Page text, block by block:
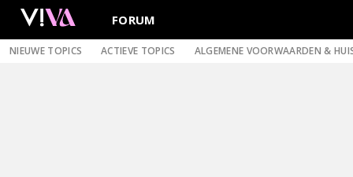
FORUM
NIEUWE TOPICS ACTIEVE TOPICS ALGEMENE VOORWAARDEN &